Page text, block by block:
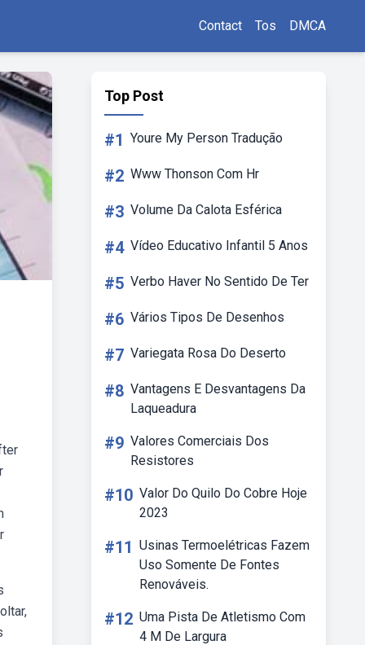
Contact Tos DMCA
Top Post
#1 Youre My Person Tradução
#2 Www Thonson Com Hr
#3 Volume Da Calota Esférica
#4 Vídeo Educativo Infantil 5 Anos
#5 Verbo Haver No Sentido De Ter
#6 Vários Tipos De Desenhos
#7 Variegata Rosa Do Deserto
#8 Vantagens E Desvantagens Da
Laqueadura
#9 Valores Comerciais Dos
Resistores
#10 Valor Do Quilo Do Cobre Hoje
2023
#11 Usinas Termoelétricas Fazem
Uso Somente De Fontes
Renováveis.
#12 Uma Pista De Atletismo Com
4 M De Largura